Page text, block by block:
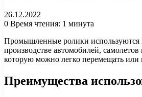
26.12.2022
0 Время чтения: 1 минута
Промышленные ролики используются
производстве автомобилей,
которую можно легко перемещать или
Преимущества